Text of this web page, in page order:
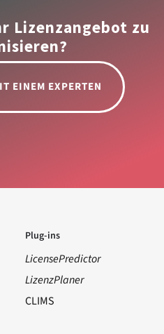
Lizenzangebot zu
EINEM EXPERTEN
Plug-ins
LicensePredictor
LizenzPlaner
CLIMS